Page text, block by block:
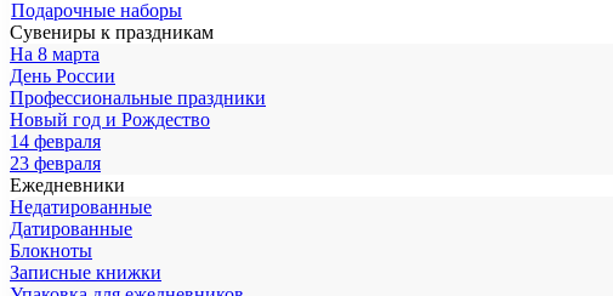
Подарочные наборы
Сувениры к праздникам
На 8 марта
День России
Профессиональные праздники
Новый год и Рождество
14 февраля
23 февраля
Ежедневники
Недатированные
Датированные
Блокноты
Записные книжки